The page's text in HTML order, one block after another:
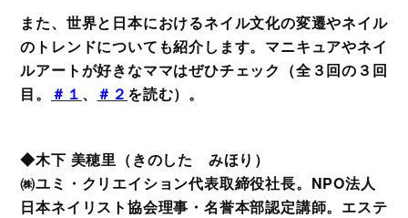
また、世界と日本におけるネイル文化の変遷やネイル
のトレンドについても紹介します。マニキュアやネイ
ルアートが好きなママはぜひチェック（全３回の３回
目。
＃１ 、 ＃２ を読む）。
◆木下 美穂里（きのした みほり）
㈱ユミ・クリエイション代表取締役社長。NPO法人
日本ネイリスト協会理事・名誉本部認定講師。エステ